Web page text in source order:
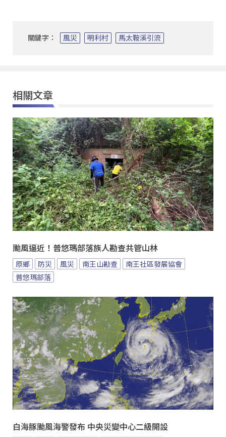
關鍵字： 風災 明利村 馬太鞍溪引流
相關文章
颱風逼近！普悠瑪部落族人勘查共管山林
原鄉 防災 風災 南王山勘查
南王社區發展協會
普悠瑪部落
白海豚颱風海警發布 中央災變中心二級開設